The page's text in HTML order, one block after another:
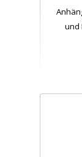
und